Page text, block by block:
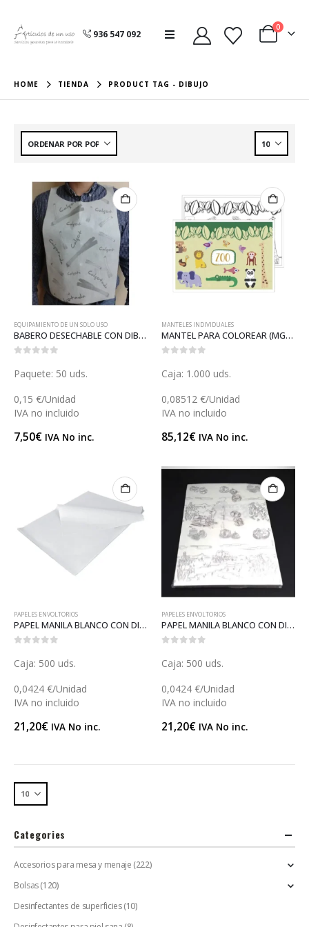
936 547 092
0
HOME TIENDA PRODUCT TAG - DIBUJO
EQUIPAMIENTO DE UN SOLO USO
BABERO DESECHABLE CON DIBUJO (C112C)
Paquete: 50 uds.
0,15 €/Unidad
IVA no incluido
7,50€ IVA No inc.
MANTELES INDIVIDUALES
MANTEL PARA COLOREAR (MGP21051)
Caja: 1.000 uds.
0,08512 €/Unidad
IVA no incluido
85,12€ IVA No inc.
PAPELES ENVOLTORIOS
PAPEL MANILA BLANCO CON DIBUJO CORTADO (P072D)
Caja: 500 uds.
0,0424 €/Unidad
IVA no incluido
21,20€ IVA No inc.
PAPELES ENVOLTORIOS
PAPEL MANILA BLANCO CON DIBUJO (P071D)
Caja: 500 uds.
0,0424 €/Unidad
IVA no incluido
21,20€ IVA No inc.
Categories
Accesorios para mesa y menaje (222)
Bolsas(120)
Desinfectantes de superficies (10)